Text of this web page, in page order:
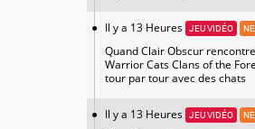
Il y a 13 Heures JEU VIDÉO
Quand Clair Obscur
Warrior Cats Clans of the
tour par tour avec des chats
Il y a 13 Heures JEU VIDÉO